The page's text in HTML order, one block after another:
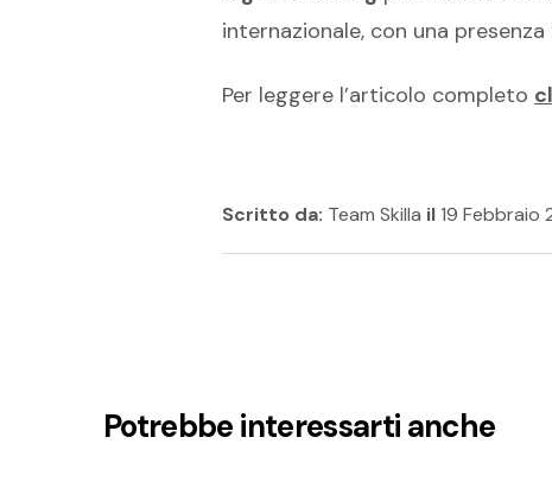
internazionale, con una presenza
Per leggere l’articolo completo
Scritto da: Team Skilla il19 Febbraio
Potrebbe interessarti anche